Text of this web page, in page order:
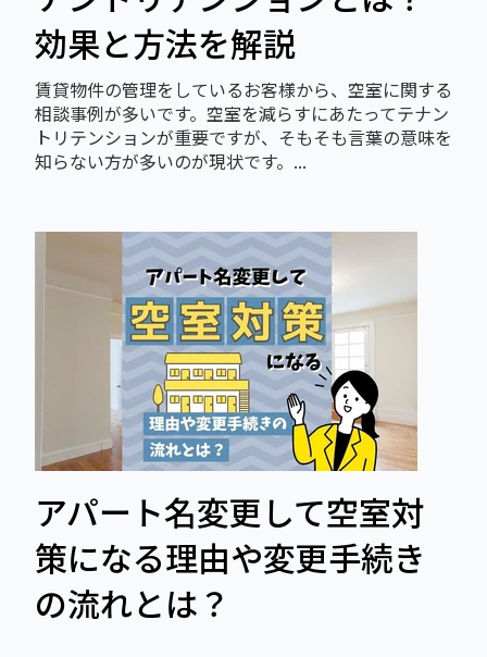
効果と方法を解説
賃貸物件の管理をしているお客様から、空室に関する
相談事例が多いです。空室を減らすにあたってテナン
トリテンションが重要ですが、そもそも言葉の意味を
知らない方が多いのが現状です。...
アパート名変更して空室対
策になる理由や変更手続き
の流れとは？